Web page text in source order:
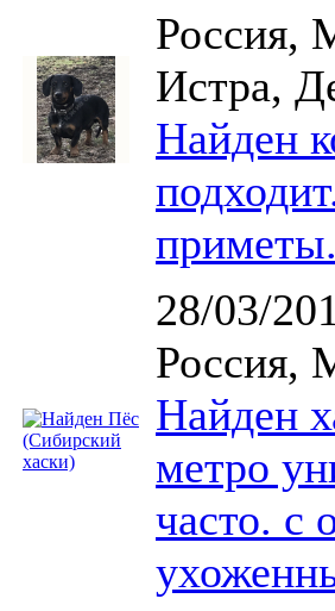
Россия,
Истра,
Найден
приметы.
28/03/
Россия,
Найден
метро
часто. с